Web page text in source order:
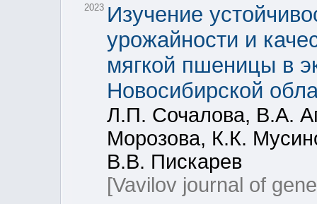
2023 Изучение
урожайности и
мягкой пшеницы в
Новосибирской
Л.П. Сочалова, В.А.
Морозова, К.К.
В.В. Пискарев
[Vavilov journal of